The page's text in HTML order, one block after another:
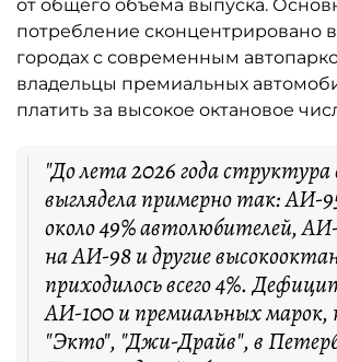
от общего объёма выпуска.
потребление сконцентрировано
городах с современным
владельцы премиальных
платить за высокое октановое
"До лета 2026 года структура
выглядела примерно так: АИ-
около 49% автолюбителей,
на АИ-98 и другие
приходилось всего 4%.
АИ-100 и премиальных
"Экто", "Джи-Драйв", в